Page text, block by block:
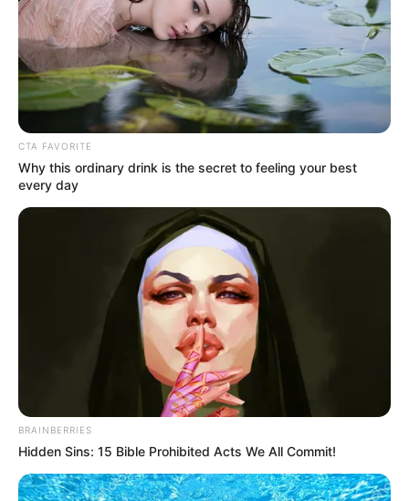
CTA FAVORITE
Why this ordinary drink is the secret to feeling your best
every day
BRAINBERRIES
Hidden Sins: 15 Bible Prohibited Acts We All Commit!